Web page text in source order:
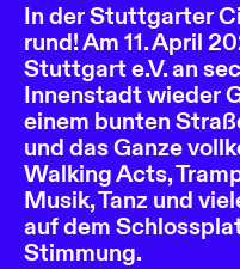
In der Stuttgarter
rund! Am 11. April
Stuttgart e.V. an
Innenstadt wieder
einem bunten
und das Ganze
Walking Acts,
Musik, Tanz und
auf dem
Stimmung.